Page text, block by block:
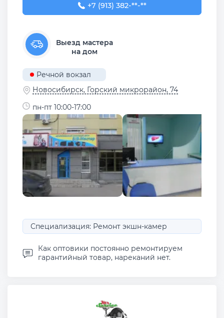
+7 (913) 382-09-50
+7 (913) 382-**-**
Выезд мастера
на дом
Речной вокзал
Новосибирск, ​Горский микрорайон, 74
пн-пт 10:00-17:00
Специализация: Ремонт экшн-камер
Как оптовики постоянно ремонтируем
гарантийный товар, нареканий нет.